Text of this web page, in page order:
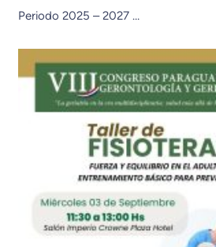
Periodo 2025 – 2027 …